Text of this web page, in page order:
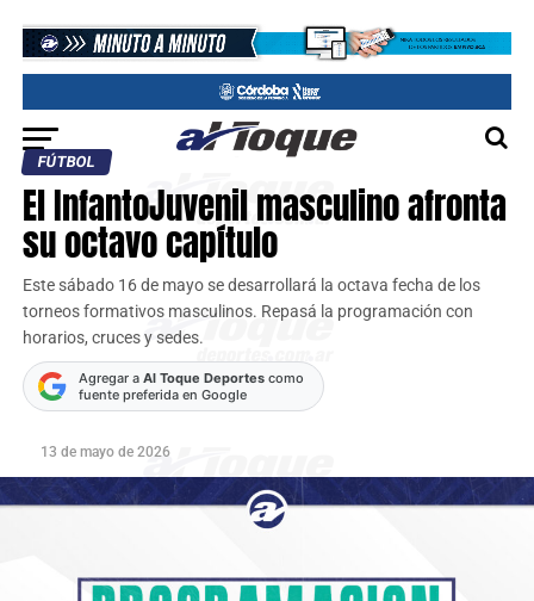
FÚTBOL
El InfantoJuvenil masculino afronta
su octavo capítulo
Este sábado 16 de mayo se desarrollará la octava fecha de los
torneos formativos masculinos. Repasá la programación con
horarios, cruces y sedes.
Agregar a Al Toque Deportescomo
fuente preferida en Google
13 de mayo de 2026